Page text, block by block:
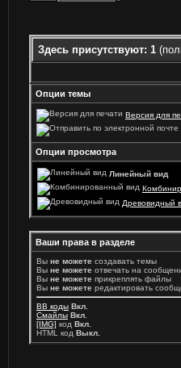
Здесь присутствуют: 1
Опции темы
Версия для
Опции просмотра
Линейный вид
Древовидный
Ваши права в разделе
Вы не можете создавать темы
Вы не можете отвечать на
Вы не можете прикреплять файлы
Вы не можете редактировать
BB коды Вкл.
Смайлы Вкл.
[IMG] код Вкл.
HTML код Выкл.